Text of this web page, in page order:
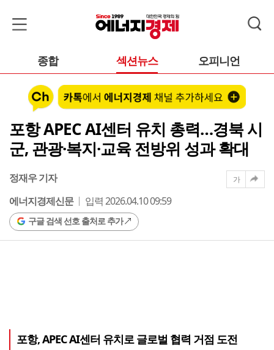
종합 섹션뉴스 오피니언
포항 APEC AI센터 유치 총력…경북 시
군, 관광·복지·교육 전방위 성과 확대
정재우 기자
에너지경제신문
입력 2026.04.10 09:59
구글 검색 선호 출처로 추가
가
포항, APEC AI센터 유치로 글로벌 협력 거점 도전